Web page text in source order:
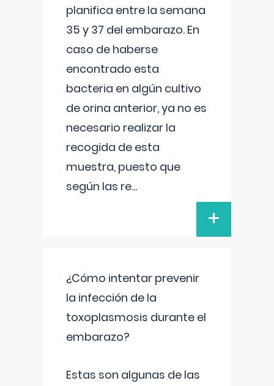
planifica entre la semana
35 y 37 del embarazo. En
caso de haberse
encontrado esta
bacteria en algún cultivo
de orina anterior, ya no es
necesario realizar la
recogida de esta
muestra, puesto que
según las re...
+
¿Cómo intentar prevenir
la infección de la
toxoplasmosis durante el
embarazo?
Estas son algunas de las